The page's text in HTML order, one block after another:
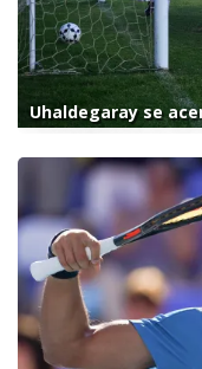
Uhaldegaray se